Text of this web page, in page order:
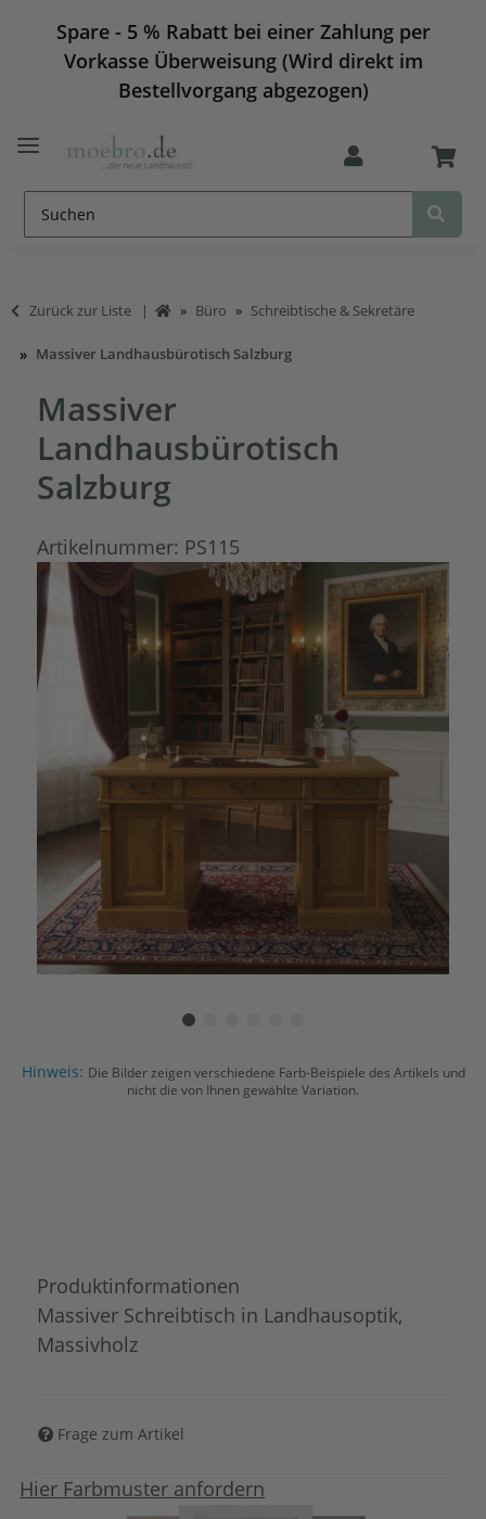
Spare - 5 % Rabatt bei einer Zahlung per
Vorkasse Überweisung (Wird direkt im
Bestellvorgang abgezogen)
Zurück zur Liste Büro Schreibtische & Sekretäre
Massiver Landhausbürotisch Salzburg
Massiver
Landhausbürotisch
Salzburg
Artikelnummer: PS115
Hinweis: Die Bilder zeigen verschiedene Farb-Beispiele des Artikels und
nicht die von Ihnen gewählte Variation.
Produktinformationen
Massiver Schreibtisch in Landhausoptik,
Massivholz
Frage zum Artikel
Hier Farbmuster anfordern